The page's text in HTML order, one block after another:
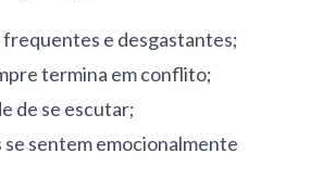
frequentes e desgastantes;
termina em conflito;
de se escutar;
se sentem emocionalmente